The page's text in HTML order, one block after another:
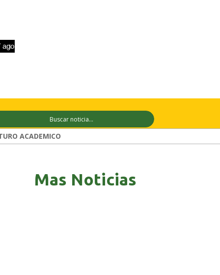
ACADEMICO
Mas Noticias